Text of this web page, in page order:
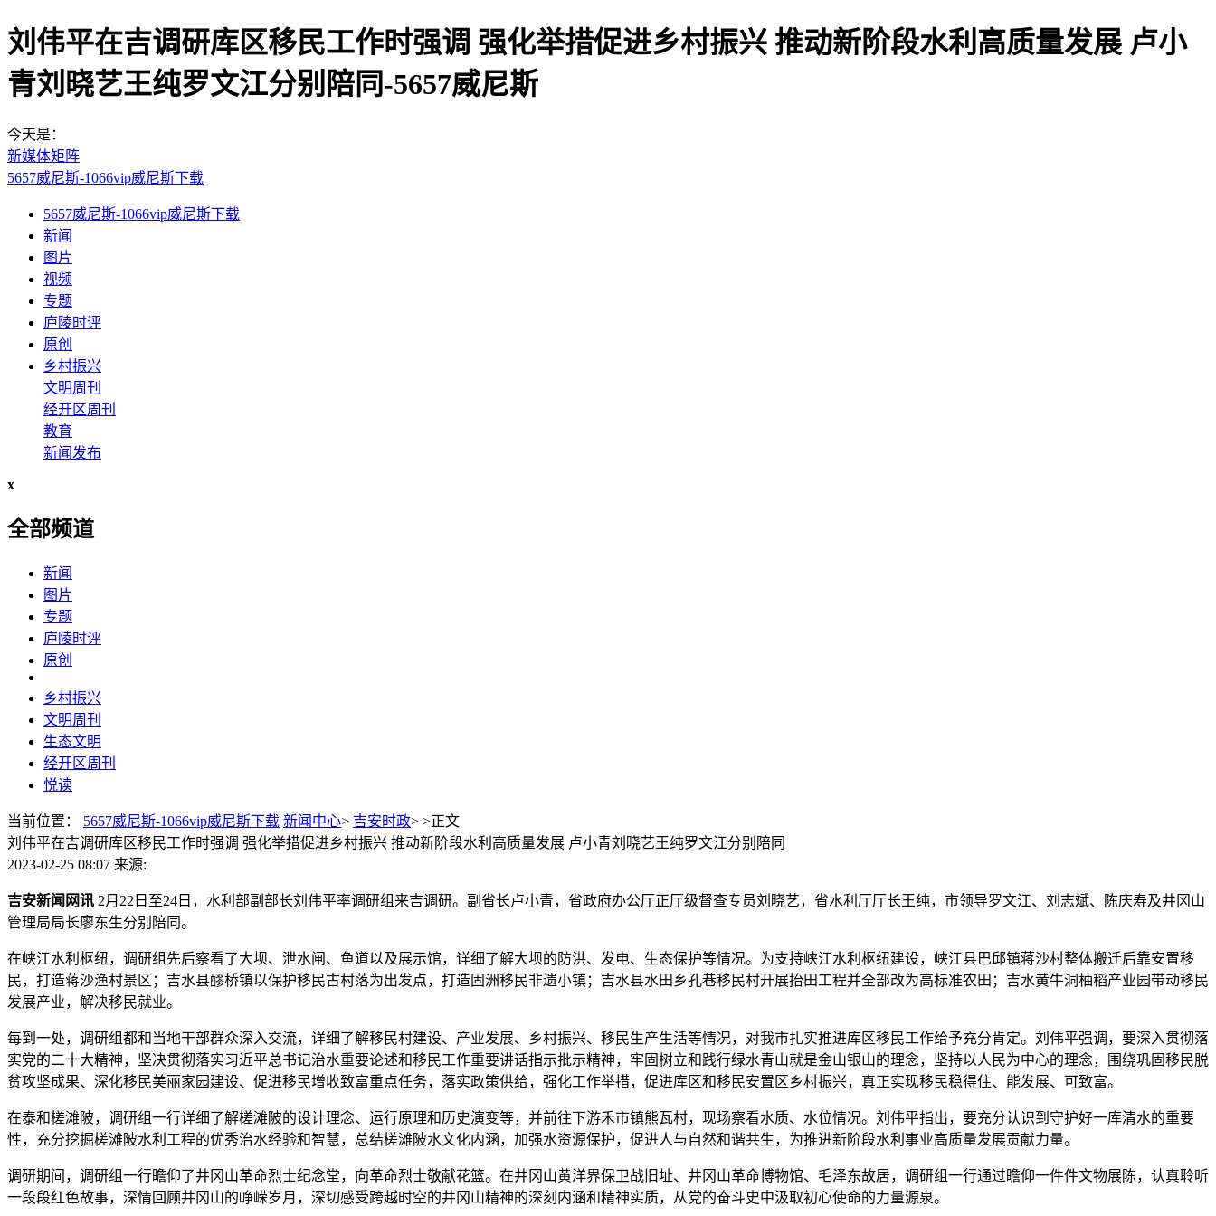
刘伟平在吉调研库区移民工作时强调 强化举措促进乡村振兴 推动新阶段水利高质量发展 卢小
青刘晓艺王纯罗文江分别陪同-5657威尼斯
今天是：
新媒体矩阵
5657威尼斯-1066vip威尼斯下载
5657威尼斯-1066vip威尼斯下载
新闻
图片
视频
专题
庐陵时评
原创
乡村振兴
文明周刊
经开区周刊
教育
新闻发布
x
全部频道
新闻
图片
专题
庐陵时评
原创
乡村振兴
文明周刊
生态文明
经开区周刊
悦读
当前位置： 5657威尼斯-1066vip威尼斯下载 新闻中心> 吉安时政> >正文
刘伟平在吉调研库区移民工作时强调 强化举措促进乡村振兴 推动新阶段水利高质量发展 卢小青刘晓艺王纯罗文江分别陪同
2023-02-25 08:07 来源:
吉安新闻网讯 2月22日至24日，水利部副部长刘伟平率调研组来吉调研。副省长卢小青，省政府办公厅正厅级督查专员刘晓艺，省水利厅厅长王纯，市领导罗文江、刘志斌、陈庆寿及井冈山
管理局局长廖东生分别陪同。
在峡江水利枢纽，调研组先后察看了大坝、泄水闸、鱼道以及展示馆，详细了解大坝的防洪、发电、生态保护等情况。为支持峡江水利枢纽建设，峡江县巴邱镇蒋沙村整体搬迁后靠安置移
民，打造蒋沙渔村景区；吉水县醪桥镇以保护移民古村落为出发点，打造固洲移民非遗小镇；吉水县水田乡孔巷移民村开展抬田工程并全部改为高标准农田；吉水黄牛洞柚稻产业园带动移民
发展产业，解决移民就业。
每到一处，调研组都和当地干部群众深入交流，详细了解移民村建设、产业发展、乡村振兴、移民生产生活等情况，对我市扎实推进库区移民工作给予充分肯定。刘伟平强调，要深入贯彻落
实党的二十大精神，坚决贯彻落实习近平总书记治水重要论述和移民工作重要讲话指示批示精神，牢固树立和践行绿水青山就是金山银山的理念，坚持以人民为中心的理念，围绕巩固移民脱
贫攻坚成果、深化移民美丽家园建设、促进移民增收致富重点任务，落实政策供给，强化工作举措，促进库区和移民安置区乡村振兴，真正实现移民稳得住、能发展、可致富。
在泰和槎滩陂，调研组一行详细了解槎滩陂的设计理念、运行原理和历史演变等，并前往下游禾市镇熊瓦村，现场察看水质、水位情况。刘伟平指出，要充分认识到守护好一库清水的重要
性，充分挖掘槎滩陂水利工程的优秀治水经验和智慧，总结槎滩陂水文化内涵，加强水资源保护，促进人与自然和谐共生，为推进新阶段水利事业高质量发展贡献力量。
调研期间，调研组一行瞻仰了井冈山革命烈士纪念堂，向革命烈士敬献花篮。在井冈山黄洋界保卫战旧址、井冈山革命博物馆、毛泽东故居，调研组一行通过瞻仰一件件文物展陈，认真聆听
一段段红色故事，深情回顾井冈山的峥嵘岁月，深切感受跨越时空的井冈山精神的深刻内涵和精神实质，从党的奋斗史中汲取初心使命的力量源泉。